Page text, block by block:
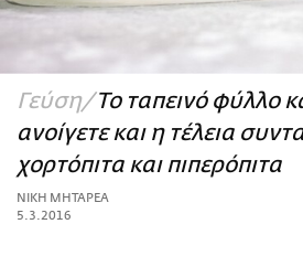
PRINT
Γεύση Το ταπεινό φύλλο
ανοίγετε και η τέλεια
χορτόπιτα και πιπερόπιτα
ΝΙΚΗ ΜΗΤΑΡΕΑ
5.3.2016